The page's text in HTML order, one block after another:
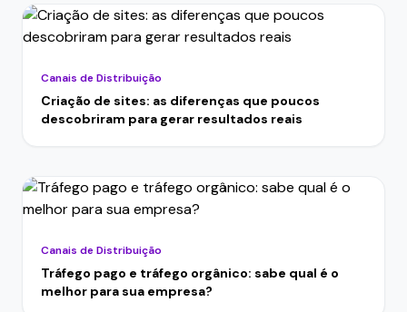
Canais de Distribuição
Criação de sites: as diferenças que poucos
descobriram para gerar resultados reais
Canais de Distribuição
Tráfego pago e tráfego orgânico: sabe qual é o
melhor para sua empresa?